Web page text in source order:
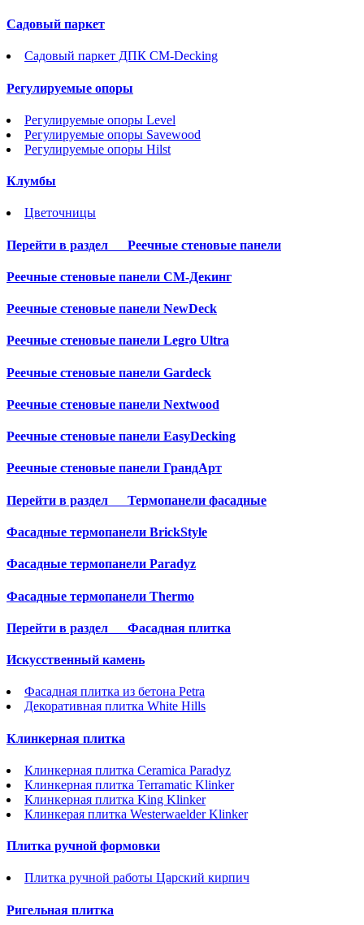
Садовый паркет
Садовый паркет ДПК CM-Decking
Регулируемые опоры
Регулируемые опоры Level
Регулируемые опоры Savewood
Регулируемые опоры Hilst
Клумбы
Цветочницы
Перейти в раздел Реечные стеновые панели
Реечные стеновые панели СМ-Декинг
Реечные стеновые панели NewDeck
Реечные стеновые панели Legro Ultra
Реечные стеновые панели Gardeck
Реечные стеновые панели Nextwood
Реечные стеновые панели EasyDecking
Реечные стеновые панели ГрандАрт
Перейти в раздел Термопанели фасадные
Фасадные термопанели BrickStyle
Фасадные термопанели Paradyz
Фасадные термопанели Thermo
Перейти в раздел Фасадная плитка
Искусственный камень
Фасадная плитка из бетона Petra
Декоративная плитка White Hills
Клинкерная плитка
Клинкерная плитка Ceramica Paradyz
Клинкерная плитка Terramatic Klinker
Клинкерная плитка King Klinker
Клинкерая плитка Westerwaelder Klinker
Плитка ручной формовки
Плитка ручной работы Царский кирпич
Ригельная плитка